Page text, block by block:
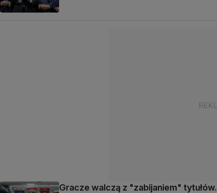
Gracze walczą z "zabijaniem" tytułów.